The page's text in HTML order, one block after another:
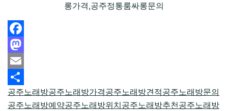
롱가격,공주정통룸싸롱문의
Facebook
Mastodon
Email
Share
공주노래방공주노래방가격공주노래방견적공주노래방문의
공주노래방예약공주노래방위치공주노래방추천공주노래방